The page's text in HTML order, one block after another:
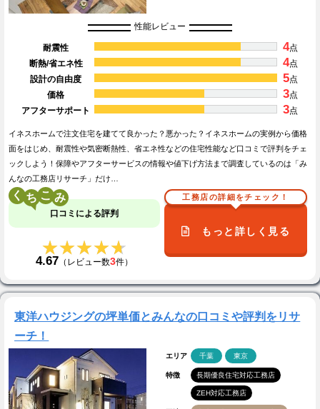
性能レビュー
耐震性 4点
断熱/省エネ性
4点
設計の自由度
5点
価格
3点
アフターサポート
3点
イネスホームで注文住宅を建てて良かった？悪かった？イネスホームの実例から価格
面をはじめ、耐震性や気密断熱性、省エネ性などの住宅性能など口コミで評判をチェ
ックしよう！保障やアフターサービスの情報や値下げ方法まで調査しているのは「み
んなの工務店リサーチ」だけ…
く こ
口コミによる評判
★★★★★
★★★★★
4.67 （レビュー数3件）
工務店の詳細をチェック！
もっと詳しく見る
東洋ハウジングの坪単価とみんなの口コミや評判をリサ
ーチ！
エリア 千葉 東京
特徴 長期優良住宅対応工務店
ZEH対応工務店